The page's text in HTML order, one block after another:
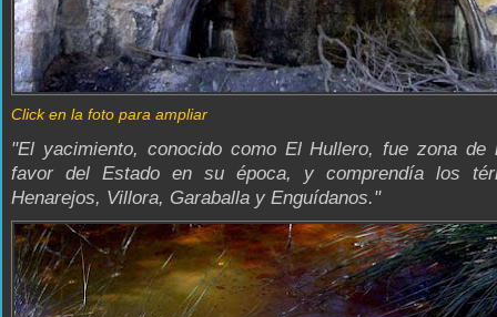
Click en la foto para ampliar
"El yacimiento, conocido como El Hullero, fue zona de
favor del Estado en su época, y comprendía los
Henarejos, Villora, Garaballa y Enguídanos."